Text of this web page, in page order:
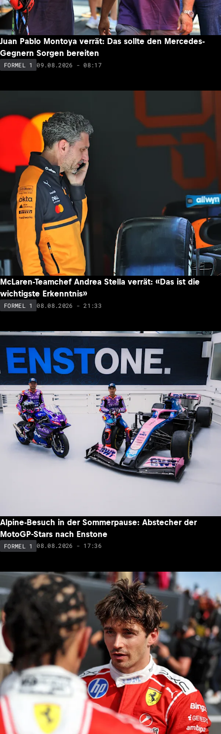
Juan Pablo Montoya verrät: Das sollte den Mercedes-
Gegnern Sorgen bereiten
FORMEL 1 09.08.2026 - 08:17
McLaren-Teamchef Andrea Stella verrät: «Das ist die
wichtigste Erkenntnis»
FORMEL 1 08.08.2026 - 21:33
Alpine-Besuch in der Sommerpause: Abstecher der
MotoGP-Stars nach Enstone
FORMEL 1 08.08.2026 - 17:36